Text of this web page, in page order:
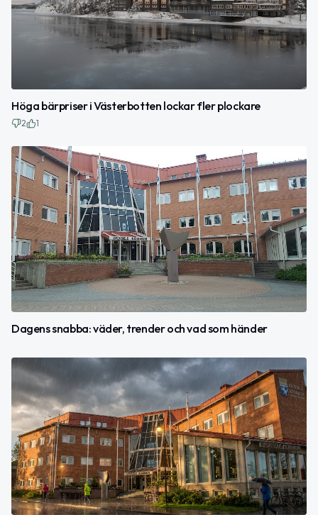
Höga bärpriser i Västerbotten lockar fler plockare
2 1
Dagens snabba: väder, trender och vad som händer